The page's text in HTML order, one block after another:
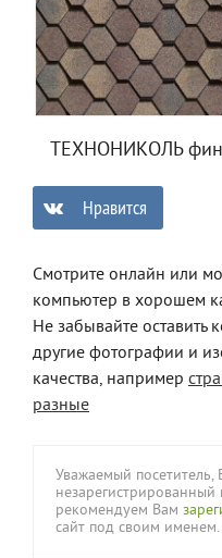
ТЕХНОНИКОЛЬ
Нравится
Смотрите онлайн или
компьютер в хорошем
Не забывайте оставить
другие фотографии и
качества, например
разные
Уважаемый посетитель,
незарегистрированный
рекомендуем Вам
сайт под своим именем.